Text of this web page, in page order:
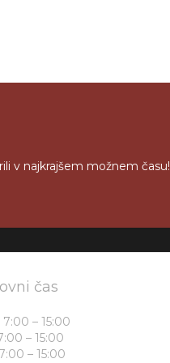
v najkrajšem možnem času!
čas
7:00 – 15:00
– 15:00
– 15:00